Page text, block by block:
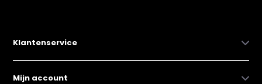
Klantenservice
Mijn account